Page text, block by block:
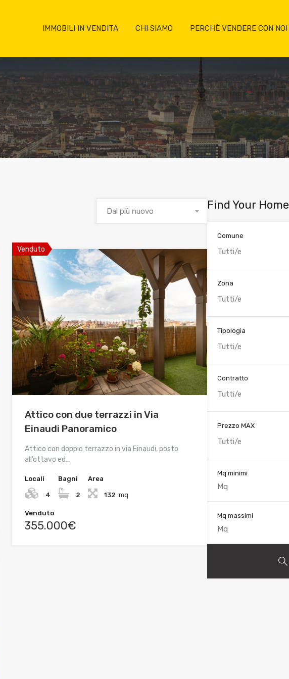
IMMOBILI IN VENDITA CHI SIAMO PERCHÈ VENDERE CON NOI
Dal più nuovo
Venduto
Attico con due terrazzi in Via
Einaudi Panoramico
Attico con doppio terrazzo in via Einaudi, posto
all’ottavo ed…
Locali
4
Bagni
2
Area
132 mq
Venduto
355.000€
Find Your Home
Comune
Tutti/e
Zona
Tutti/e
Tipologia
Tutti/e
Contratto
Tutti/e
Prezzo MAX
Tutti/e
Mq minimi
Mq massimi